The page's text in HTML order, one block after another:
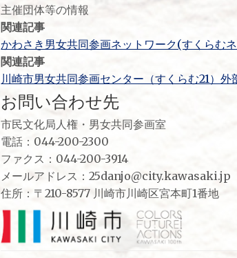
主催団体等の情報
関連記事
かわさき男女共同参画ネットワーク(すくらむ
関連記事
川崎市男女共同参画センター（すくらむ21）外
お問い合わせ先
市民文化局人権・男女共同参画室
電話：044-200-2300
ファクス：044-200-3914
メールアドレス：25danjo@city.kawasaki.jp
住所：〒210-8577 川崎市川崎区宮本町1番地